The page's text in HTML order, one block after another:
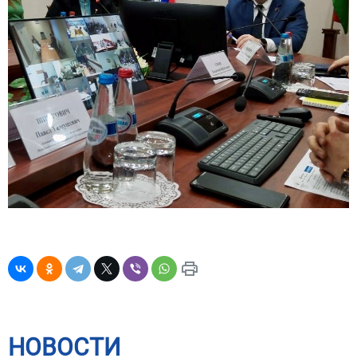
НОВОСТИ